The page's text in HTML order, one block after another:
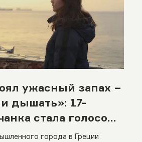
ужасный запах −
дышать»: 17-
стала голосом
города в Греции